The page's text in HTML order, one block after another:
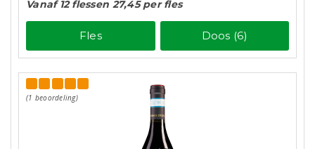
Vanaf 12 flessen 27,45 per fles
Fles Doos (6)
(1 beoordeling)